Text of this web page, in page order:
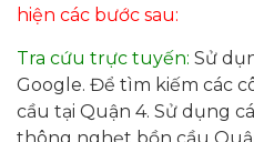
hiện các bước sau:
Tra cứu trực tuyến: Sử
Google. Để tìm kiếm các
cầu tại Quận 4. Sử dụng